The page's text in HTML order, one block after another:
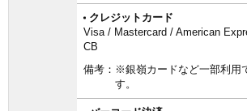
クレジットカード
Visa / Mastercard / American
CB
備考： ※銀嶺カードなど一部利用
す。